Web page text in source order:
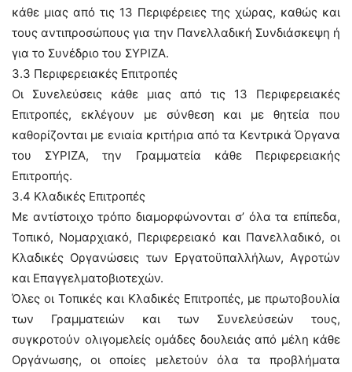
κάθε μιας από τις 13 Περιφέρειες της χώρας, καθώς και
τους αντιπροσώπους για την Πανελλαδική Συνδιάσκεψη ή
για το Συνέδριο του ΣΥΡΙΖΑ.
3.3 Περιφερειακές Επιτροπές
Οι Συνελεύσεις κάθε μιας από τις 13 Περιφερειακές
Επιτροπές, εκλέγουν με σύνθεση και με θητεία που
καθορίζονται με ενιαία κριτήρια από τα Κεντρικά Όργανα
του ΣΥΡΙΖΑ, την Γραμματεία κάθε Περιφερειακής
Επιτροπής.
3.4 Κλαδικές Επιτροπές
Με αντίστοιχο τρόπο διαμορφώνονται σ’ όλα τα επίπεδα,
Τοπικό, Νομαρχιακό, Περιφερειακό και Πανελλαδικό, οι
Κλαδικές Οργανώσεις των Εργατοϋπαλλήλων, Αγροτών
και Επαγγελματοβιοτεχών.
Όλες οι Τοπικές και Κλαδικές Επιτροπές, με πρωτοβουλία
των Γραμματειών και των Συνελεύσεών τους,
συγκροτούν ολιγομελείς ομάδες δουλειάς από μέλη κάθε
Οργάνωσης, οι οποίες μελετούν όλα τα προβλήματα